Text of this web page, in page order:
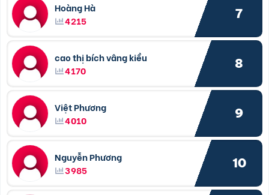
Hoàng Hà
4215
7
cao thị bích vâng kiều
4170
8
Việt Phương
4010
9
Nguyễn Phương
3985
10